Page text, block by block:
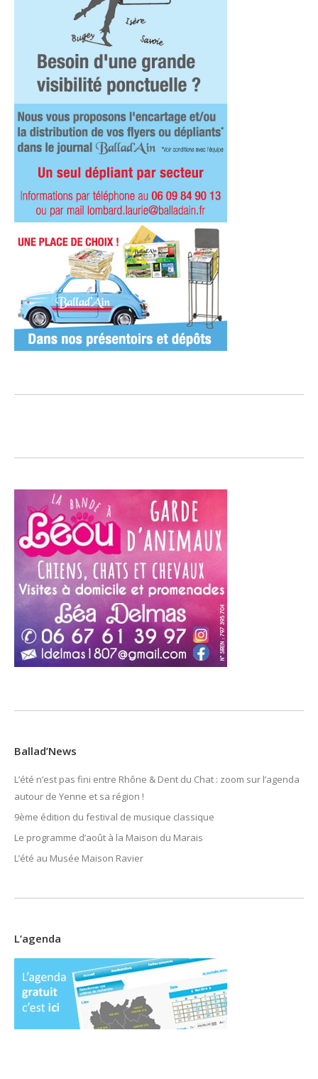
Ballad’News
L’été n’est pas fini entre Rhône & Dent du Chat : zoom sur l’agenda
autour de Yenne et sa région !
9ème édition du festival de musique classique
Le programme d’août à la Maison du Marais
L’été au Musée Maison Ravier
L’agenda